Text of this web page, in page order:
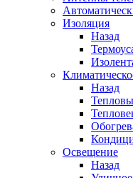
Изоляция
Назад
Назад
Освещение
Назад